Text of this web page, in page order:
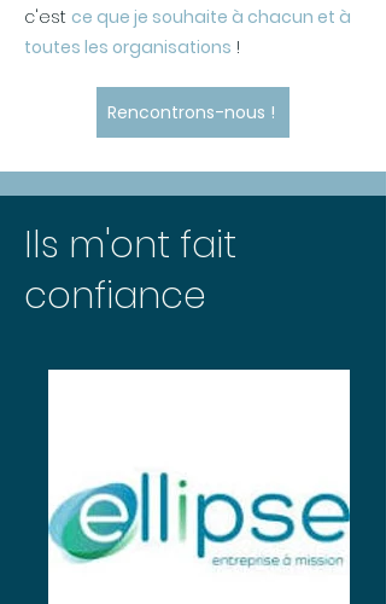
c'est ce que je souhaite à chacun et à
toutes les organisations ! ​​
Rencontrons-nous !
Ils m'ont fait
confiance